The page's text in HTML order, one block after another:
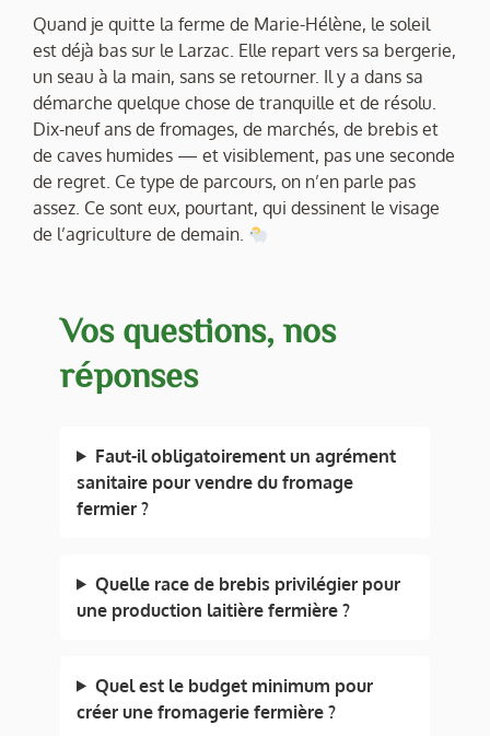
Quand je quitte la ferme de Marie-Hélène, le soleil
est déjà bas sur le Larzac. Elle repart vers sa bergerie,
un seau à la main, sans se retourner. Il y a dans sa
démarche quelque chose de tranquille et de résolu.
Dix-neuf ans de fromages, de marchés, de brebis et
de caves humides — et visiblement, pas une seconde
de regret. Ce type de parcours, on n’en parle pas
assez. Ce sont eux, pourtant, qui dessinent le visage
de l’agriculture de demain.
Vos questions, nos
réponses
Faut-il obligatoirement un agrément
sanitaire pour vendre du fromage
fermier ?
Quelle race de brebis privilégier pour
une production laitière fermière ?
Quel est le budget minimum pour
créer une fromagerie fermière ?